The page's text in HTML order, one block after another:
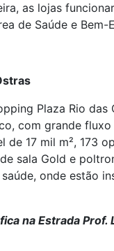
as lojas
de Saúde e
Plaza Rio
com grande
17 mil m², 173
sala Gold e
onde estão
na Estrada